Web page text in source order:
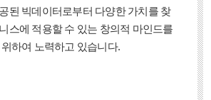
된 빅데이터로부터 다양한 가치를 찾
스에 적용할 수 있는 창의적 마인드를
하여 노력하고 있습니다.